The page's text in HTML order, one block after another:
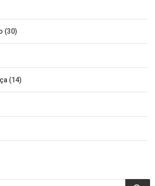
(30)
(14)